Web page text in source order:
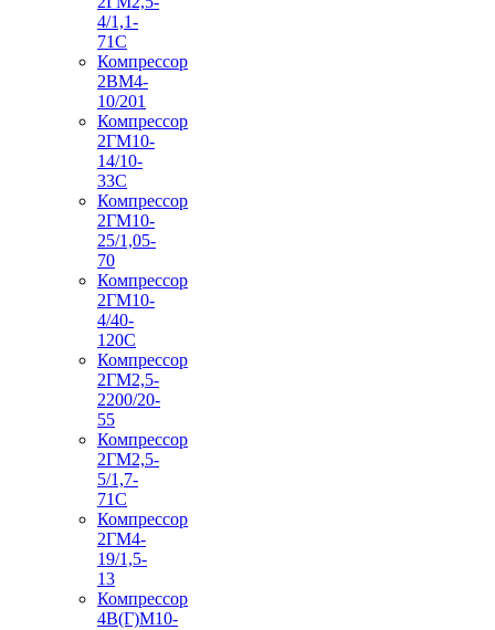
4/1,1-
71С
Компрессор
2ВМ4-
10/201
Компрессор
2ГМ10-
14/10-
33С
Компрессор
2ГМ10-
25/1,05-
70
Компрессор
2ГМ10-
4/40-
120С
Компрессор
2ГМ2,5-
2200/20-
55
Компрессор
2ГМ2,5-
5/1,7-
71С
Компрессор
2ГМ4-
19/1,5-
13
Компрессор
4В(Г)М10-